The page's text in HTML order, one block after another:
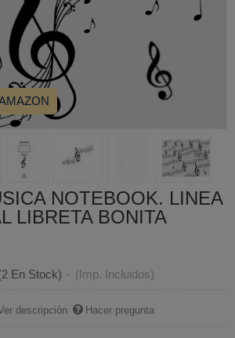
NOTEBOOK. LINEA
LIBRETA BONITA
En Stock) - (Imp. Incluidos)
descripción Hacer pregunta